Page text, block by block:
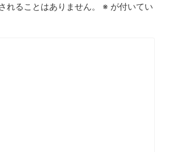
れることはありません。 ※ が付いてい